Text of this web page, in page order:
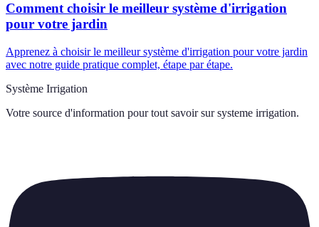
Comment choisir le meilleur système d'irrigation
pour votre jardin
Apprenez à choisir le meilleur système d'irrigation pour votre jardin
avec notre guide pratique complet, étape par étape.
Système Irrigation
Votre source d'information pour tout savoir sur systeme irrigation.